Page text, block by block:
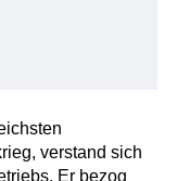
verstand sich
Er bezog